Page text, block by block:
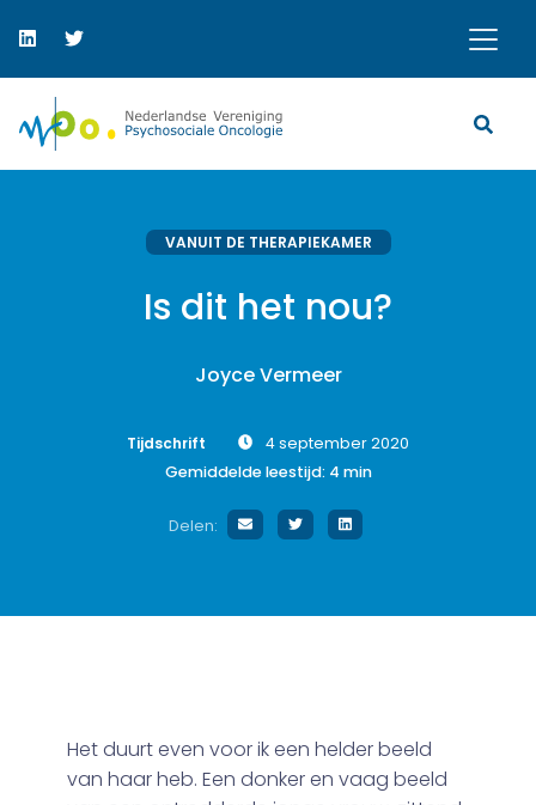
VANUIT DE THERAPIEKAMER
Is dit het nou?
Joyce Vermeer
Tijdschrift
4 september 2020
Gemiddelde leestijd: 4 min
Delen:
Het duurt even voor ik een helder beeld
van haar heb. Een donker en vaag beeld